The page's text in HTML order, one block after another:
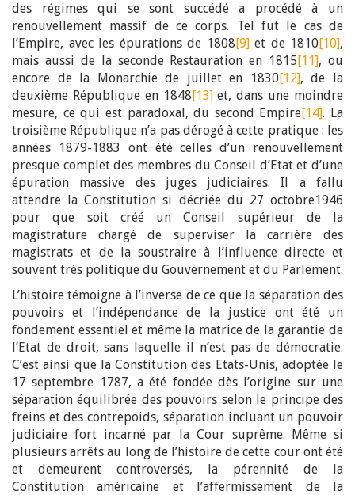
des régimes qui se sont succédé a procédé à un
renouvellement massif de ce corps. Tel fut le cas de
l’Empire, avec les épurations de 1808[9]et de 1810[10],
mais aussi de la seconde Restauration en 1815[11], ou
encore de la Monarchie de juillet en 1830[12], de la
deuxième République en 1848[13]et, dans une moindre
mesure, ce qui est paradoxal, du second Empire[14]. La
troisième République n’a pas dérogé à cette pratique : les
années 1879-1883 ont été celles d’un renouvellement
presque complet des membres du Conseil d’Etat et d’une
épuration massive des juges judiciaires. Il a fallu
attendre la Constitution si décriée du 27 octobre1946
pour que soit créé un Conseil supérieur de la
magistrature chargé de superviser la carrière des
magistrats et de la soustraire à l’influence directe et
souvent très politique du Gouvernement et du Parlement.
L’histoire témoigne à l’inverse de ce que la séparation des
pouvoirs et l’indépendance de la justice ont été un
fondement essentiel et même la matrice de la garantie de
l’Etat de droit, sans laquelle il n’est pas de démocratie.
C’est ainsi que la Constitution des Etats-Unis, adoptée le
17 septembre 1787, a été fondée dès l’origine sur une
séparation équilibrée des pouvoirs selon le principe des
freins et des contrepoids, séparation incluant un pouvoir
judiciaire fort incarné par la Cour suprême. Même si
plusieurs arrêts au long de l’histoire de cette cour ont été
et demeurent controversés, la pérennité de la
Constitution américaine et l’affermissement de la